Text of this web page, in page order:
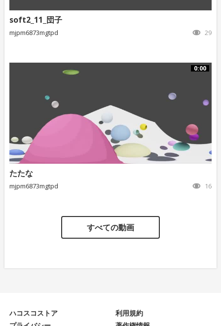
soft2_11_団子
mjpm6873mgtpd 29
0:00
たたな
mjpm6873mgtpd 16
すべての動画
ハコスコストア
利用規約